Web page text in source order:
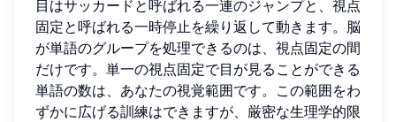
目はサッカードと呼ばれる一連のジャンプと、視点
固定と呼ばれる一時停止を繰り返して動きます。脳
が単語のグループを処理できるのは、視点固定の間
だけです。単一の視点固定で目が見ることができる
単語の数は、あなたの視覚範囲です。この範囲をわ
ずかに広げる訓練はできますが、厳密な生理学的限